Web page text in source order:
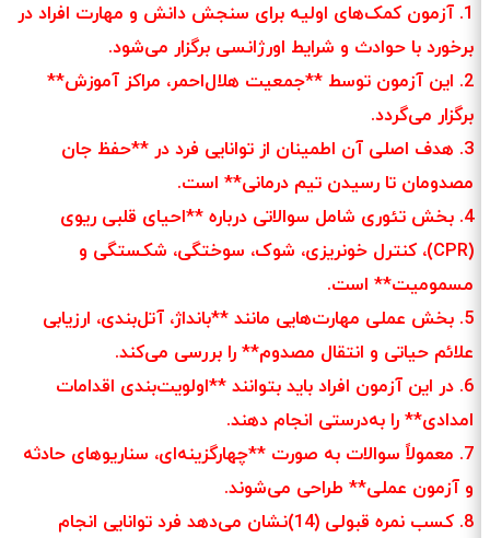
1. آزمون کمک‌های اولیه برای سنجش دانش و مهارت افراد در
برخورد با حوادث و شرایط اورژانسی برگزار می‌شود.
2. این آزمون توسط **جمعیت هلال‌احمر، مراکز آموزش**
برگزار می‌گردد.
3. هدف اصلی آن اطمینان از توانایی فرد در **حفظ جان
مصدومان تا رسیدن تیم درمانی** است.
4. بخش تئوری شامل سوالاتی درباره **احیای قلبی ریوی
(CPR)، کنترل خونریزی، شوک، سوختگی، شکستگی و
مسمومیت** است.
5. بخش عملی مهارت‌هایی مانند **بانداژ، آتل‌بندی، ارزیابی
علائم حیاتی و انتقال مصدوم** را بررسی می‌کند.
6. در این آزمون افراد باید بتوانند **اولویت‌بندی اقدامات
امدادی** را به‌درستی انجام دهند.
7. معمولاً سوالات به صورت **چهارگزینه‌ای، سناریوهای حادثه
و آزمون عملی** طراحی می‌شوند.
8. کسب نمره قبولی (14)نشان می‌دهد فرد توانایی انجام